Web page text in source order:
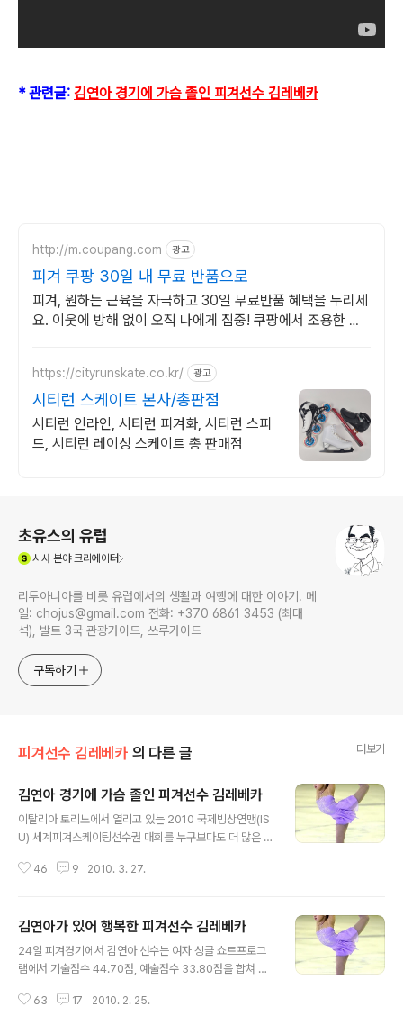
* 관련글: 김연아 경기에 가슴 졸인 피겨선수 김레베카
http://m.coupang.com 광고
피겨 쿠팡 30일 내 무료 반품으로
피겨, 원하는 근육을 자극하고 30일 무료반품 혜택을 누리세
요. 이웃에 방해 없이 오직 나에게 집중! 쿠팡에서 조용한 운
https://cityrunskate.co.kr/ 광고
시티런 스케이트 본사/총판점
시티런 인라인, 시티런 피겨화, 시티런 스피
드, 시티런 레이싱 스케이트 총 판매점
초유스의 유럽
시사분야 크리에이터
리투아니아를 비롯 유럽에서의 생활과 여행에 대한 이야기. 메
일: chojus@gmail.com 전화: +370 6861 3453 (최대
석), 발트 3국 관광가이드, 쓰루가이드
구독하기
피겨선수 김레베카 의 다른 글 더보기
김연아 경기에 가슴 졸인 피겨선수 김레베카
이탈리아 토리노에서 열리고 있는 2010 국제빙상연맹(IS
U) 세계피겨스케이팅선수권 대회를 누구보다도 더 많은 관
서 활동하고 있는 한국인 피겨선수 김레베카이다. 지난 동
볼 수 있다. 현지시각으로 3월 26일 열린 경기를 김레베카
과 함께 지켜보았다. 초롱초롱 반짝이는 눈으로 집중해서
TV를 시청하는 모습에 그의 꿈을 쉽게 읽을 수 있었다. 이
는 등 가슴 졸이며 경기를 지켜보았다. 실수를 하자 '어떻게
46 9 2010. 3. 27.
김연아가 있어 행복한 피겨선수 김레베카
24일 피겨경기에서 김연아 선수는 여자 싱글 쇼트프로그
램에서 기술점수 44.70점, 예술점수 33.80점을 합쳐 7
최고기록을 세웠다. 이날 피겨경기는 유럽 리투아니아 현
63 17 2010. 2. 25.